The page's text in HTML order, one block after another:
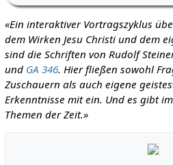
«Ein interaktiver Vortragszyklus
dem Wirken Jesu Christi und dem
sind die Schriften von Rudolf
und GA 346. Hier fließen sowohl
Zuschauern als auch eigene
Erkenntnisse mit ein. Und es gibt
Themen der Zeit.»